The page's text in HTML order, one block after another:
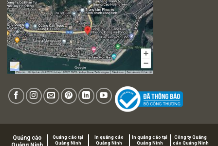
Quảng cáo
Quảng cáo tại
Quảng Ninh
In quảng cáo
Quảng Ninh
In quảng cáo tại
Quảng Ninh
Công ty Quảng
cáo Quảng Ninh